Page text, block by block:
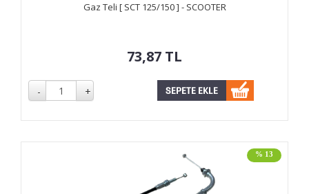
Gaz Teli [ SCT 125/150 ] - SCOOTER
73,87 TL
% 13